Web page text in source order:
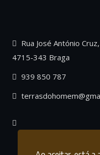
Rua José António
4715-343 Braga
939 850 787